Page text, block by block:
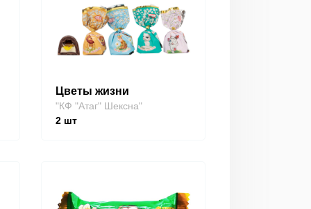
Цветы жизни
"КФ "Атаг" Шексна"
2шт